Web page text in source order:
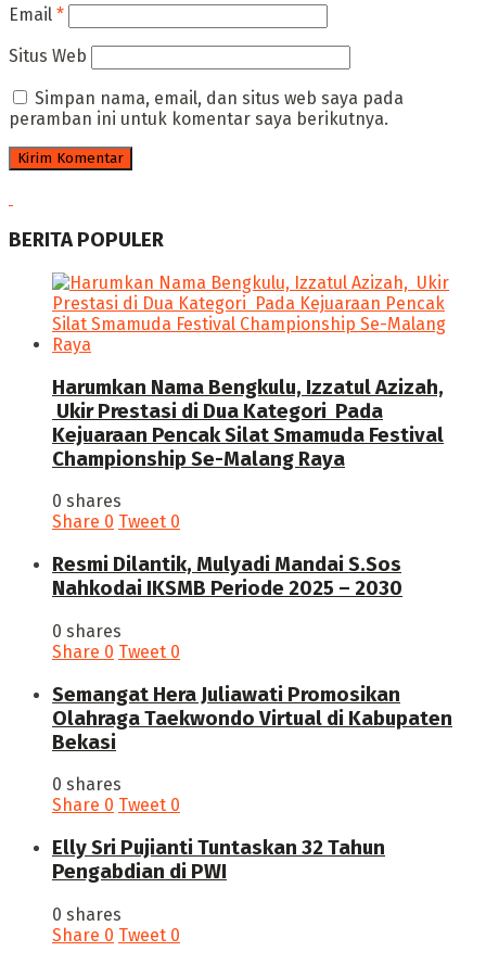
Email *
Situs Web
Simpan nama, email, dan situs web saya pada
peramban ini untuk komentar saya berikutnya.
BERITA POPULER
Harumkan Nama Bengkulu, Izzatul Azizah,
Ukir Prestasi di Dua Kategori Pada
Kejuaraan Pencak Silat Smamuda Festival
Championship Se-Malang Raya
0 shares
Share 0 Tweet 0
Resmi Dilantik, Mulyadi Mandai S.Sos
Nahkodai IKSMB Periode 2025 – 2030
0 shares
Share 0 Tweet 0
Semangat Hera Juliawati Promosikan
Olahraga Taekwondo Virtual di Kabupaten
Bekasi
0 shares
Share 0 Tweet 0
Elly Sri Pujianti Tuntaskan 32 Tahun
Pengabdian di PWI
0 shares
Share 0 Tweet 0